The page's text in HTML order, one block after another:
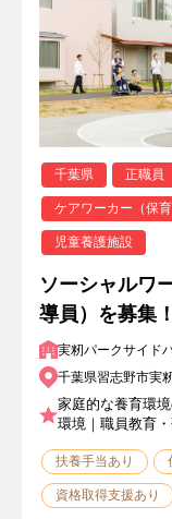
千葉県 正職員
ケアワーカー（保
児童養護施設
ソーシャルワ
導員）を募集！
実籾パークサイド
千葉県習志野市実
家庭的な養育環
環境｜職員教育
扶養手当あり
資格取得支援あり